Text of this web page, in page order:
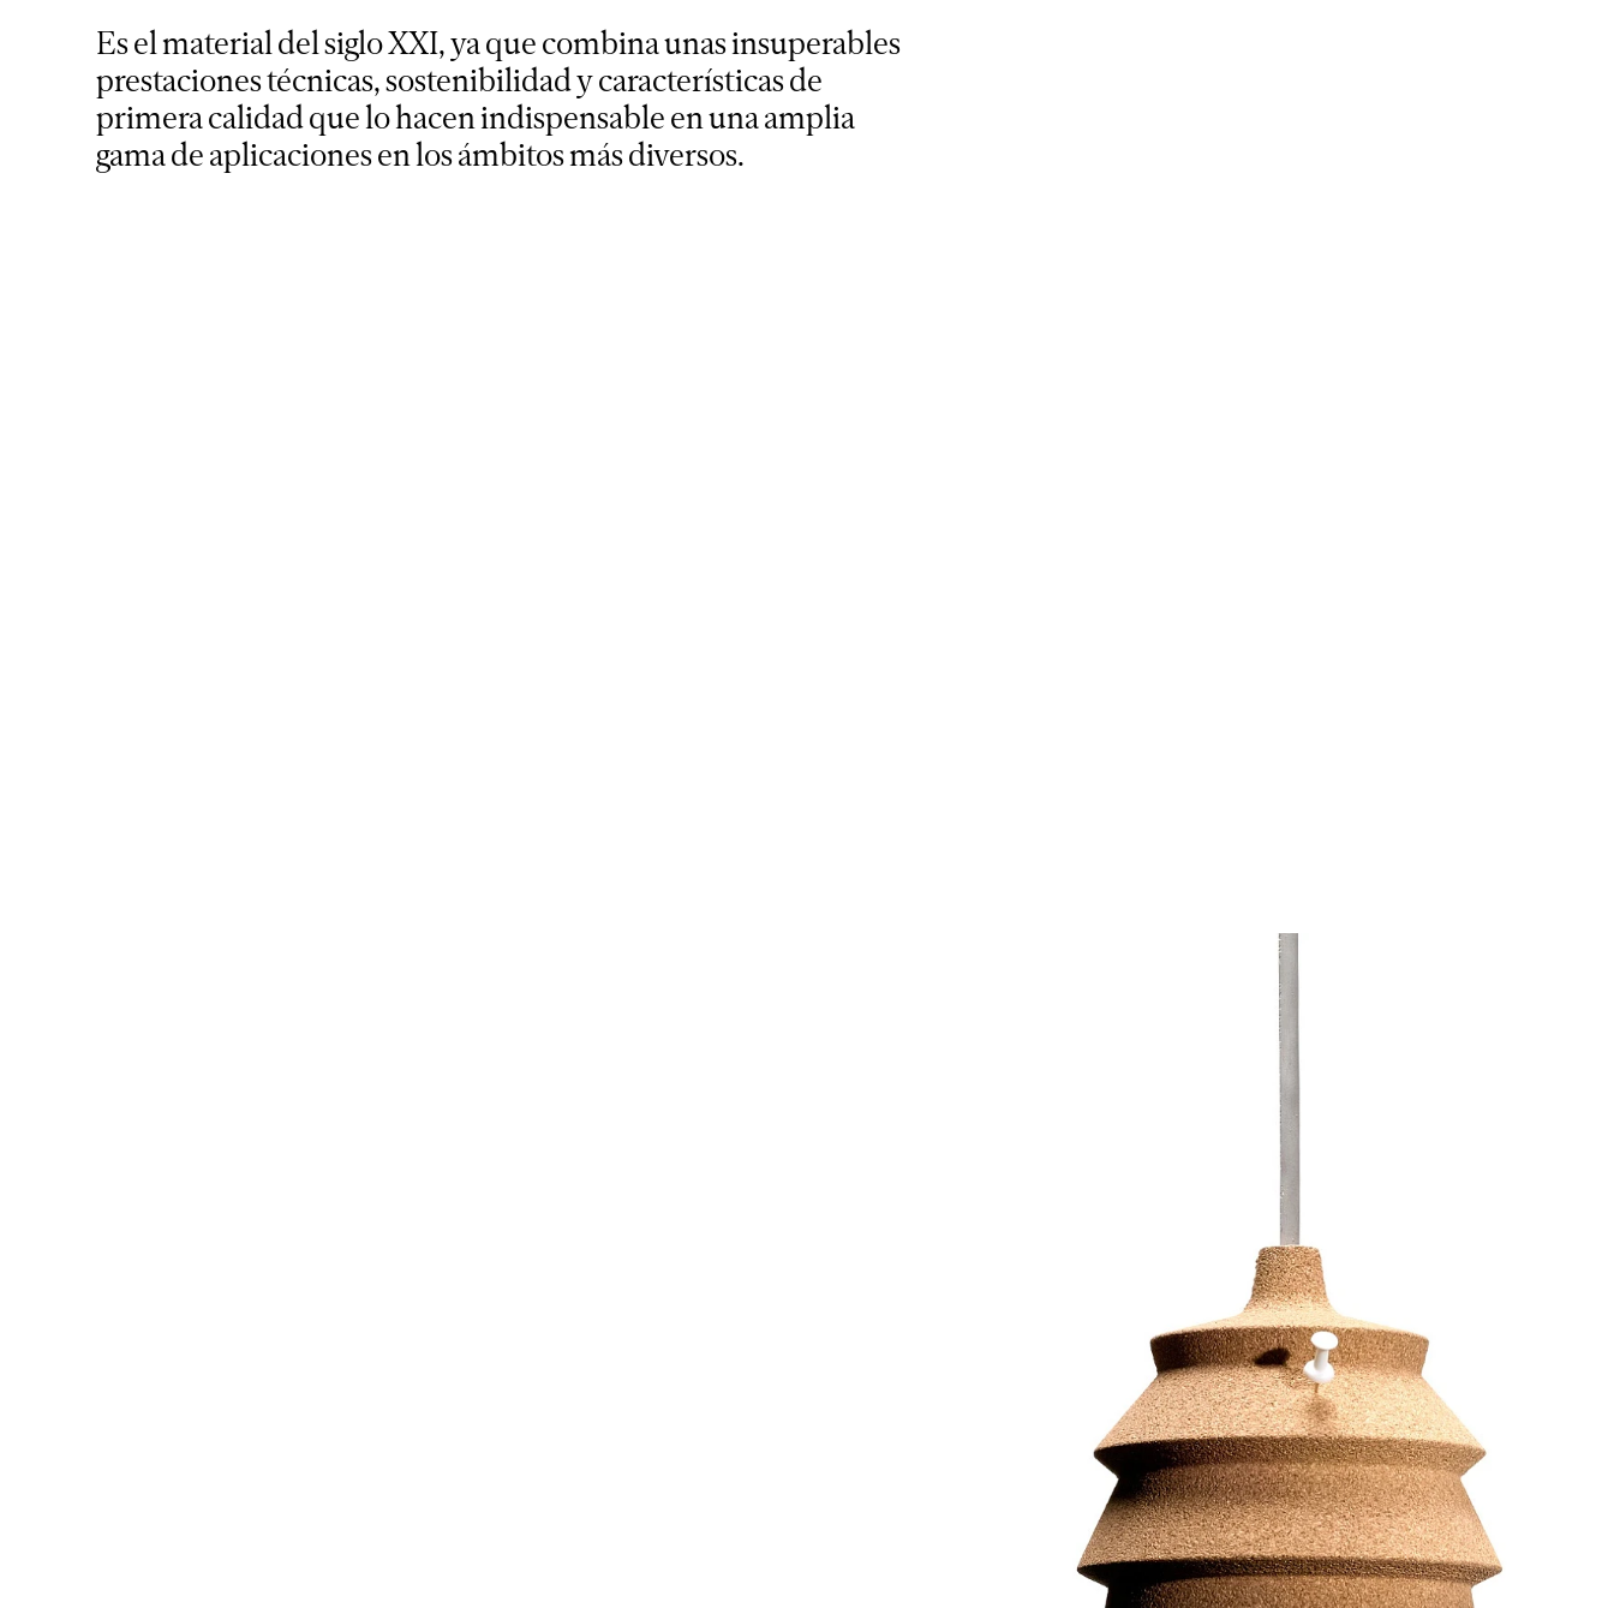
Es el material del siglo XXI, ya que combina unasinsuperables
prestaciones técnicas, sostenibilidad y características de
primera calidad que lo hacen indispensable en una amplia
gama de aplicaciones en los ámbitos más diversos.